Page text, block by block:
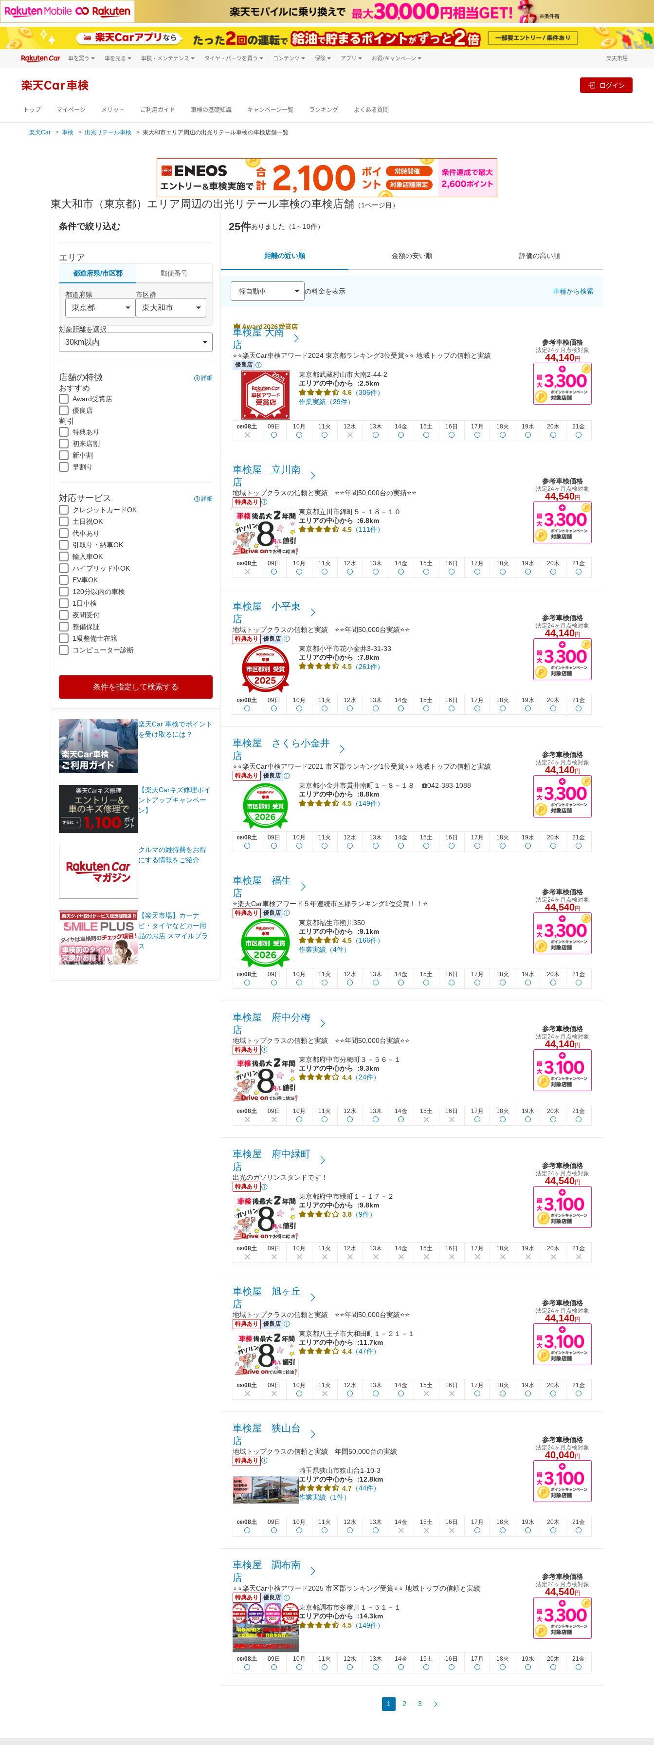
車を買う
新車
車を売る 車検・メンテナンス タイヤ・パーツを買う コンテンツ 保険 アプリ お得/キャンペーン 楽天市場
楽天Car車検 ログイン
トップ マイページ メリット ご利用ガイド 車検の基礎知識 キャンペーン一覧 ランキング よくある質問
楽天Car 車検 出光リテール車検 東大和市エリア周辺の出光リテール車検の車検店舗一覧
東大和市（東京都）エリア周辺の出光リテール車検の車検店舗 （1ページ目）
条件で絞り込む
エリア
都道府県/市区郡 郵便番号
都道府県 市区群
対象距離を選択
店舗の特徴 詳細
おすすめ
Award受賞店
優良店
割引
特典あり
初来店割
新車割
早割り
対応サービス 詳細
クレジットカードOK
土日祝OK
代車あり
引取り・納車OK
輸入車OK
ハイブリッド車OK
EV車OK
120分以内の車検
1日車検
夜間受付
整備保証
1級整備士在籍
コンピューター診断
条件を指定して検索する
楽天Car 車検でポイント
を受け取るには？
【楽天Carキズ修理ポイ
ントアップキャンペー
ン】
クルマの維持費をお得
にする情報をご紹介
【楽天市場】カーナ
ビ・タイヤなどカー用
品のお店 スマイルプラ
ス
25件ありました（1～10件）
距離の近い順 金額の安い順 評価の高い順
の料金を表示 車種から検索
車検屋 大南
店
⭐⭐楽天Car車検アワード2024 東京都ランキング3位受賞⭐⭐ 地域トップの信頼と実績
優良店
東京都武蔵村山市大南2-44-2
エリアの中心から
:2.5km
4.6 （306件）
作業実績（29件）
参考車検価格
法定24ヶ月点検対象
44,140円
08/08土 09日 10月 11火 12水 13木 14金 15土 16日 17月 18火 19水 20木 21金
車検屋 立川南
店
地域トップクラスの信頼と実績 ⭐⭐年間50,000台の実績⭐⭐
特典あり
東京都立川市錦町５－１８－１０
エリアの中心から
:6.8km
4.5 （111件）
参考車検価格
法定24ヶ月点検対象
44,540円
08/08土 09日 10月 11火 12水 13木 14金 15土 16日 17月 18火 19水 20木 21金
車検屋 小平東
店
地域トップクラスの信頼と実績 ⭐⭐年間50,000台実績⭐⭐
特典あり 優良店
東京都小平市花小金井3-31-33
エリアの中心から
:7.8km
4.5 （261件）
参考車検価格
法定24ヶ月点検対象
44,140円
08/08土 09日 10月 11火 12水 13木 14金 15土 16日 17月 18火 19水 20木 21金
車検屋 さくら小金井
店
⭐⭐楽天Car車検アワード2021 市区郡ランキング1位受賞⭐⭐ 地域トップの信頼と実績
特典あり 優良店
東京都小金井市貫井南町１－８－１８ ☎️042-383-1088
エリアの中心から
:8.8km
4.5 （149件）
参考車検価格
法定24ヶ月点検対象
44,140円
08/08土 09日 10月 11火 12水 13木 14金 15土 16日 17月 18火 19水 20木 21金
車検屋 福生
店
⭐楽天Car車検アワード５年連続市区郡ランキング1位受賞！！⭐
特典あり 優良店
東京都福生市熊川350
エリアの中心から
:9.1km
4.5 （166件）
作業実績（4件）
参考車検価格
法定24ヶ月点検対象
44,540円
08/08土 09日 10月 11火 12水 13木 14金 15土 16日 17月 18火 19水 20木 21金
車検屋 府中分梅
店
地域トップクラスの信頼と実績 ⭐⭐年間50,000台実績⭐⭐
特典あり
東京都府中市分梅町３－５６－１
エリアの中心から
:9.3km
4.4 （24件）
参考車検価格
法定24ヶ月点検対象
44,140円
08/08土 09日 10月 11火 12水 13木 14金 15土 16日 17月 18火 19水 20木 21金
車検屋 府中緑町
店
出光のガソリンスタンドです！
特典あり
東京都府中市緑町１－１７－２
エリアの中心から
:9.8km
3.8 （9件）
参考車検価格
法定24ヶ月点検対象
44,540円
08/08土 09日 10月 11火 12水 13木 14金 15土 16日 17月 18火 19水 20木 21金
車検屋 旭ヶ丘
店
地域トップクラスの信頼と実績 ⭐⭐年間50,000台実績⭐⭐
特典あり 優良店
東京都八王子市大和田町１－２１－１
エリアの中心から
:11.7km
4.4 （47件）
参考車検価格
法定24ヶ月点検対象
44,140円
08/08土 09日 10月 11火 12水 13木 14金 15土 16日 17月 18火 19水 20木 21金
車検屋 狭山台
店
地域トップクラスの信頼と実績 年間50,000台の実績
特典あり
埼玉県狭山市狭山台1-10-3
エリアの中心から
:12.8km
4.7 （44件）
作業実績（1件）
参考車検価格
法定24ヶ月点検対象
40,040円
08/08土 09日 10月 11火 12水 13木 14金 15土 16日 17月 18火 19水 20木 21金
車検屋 調布南
店
⭐⭐楽天Car車検アワード2025 市区郡ランキング受賞⭐⭐ 地域トップの信頼と実績
特典あり 優良店
東京都調布市多摩川１－５１－１
エリアの中心から
:14.3km
4.5 （149件）
参考車検価格
法定24ヶ月点検対象
44,540円
08/08土 09日 10月 11火 12水 13木 14金 15土 16日 17月 18火 19水 20木 21金
1 2 3